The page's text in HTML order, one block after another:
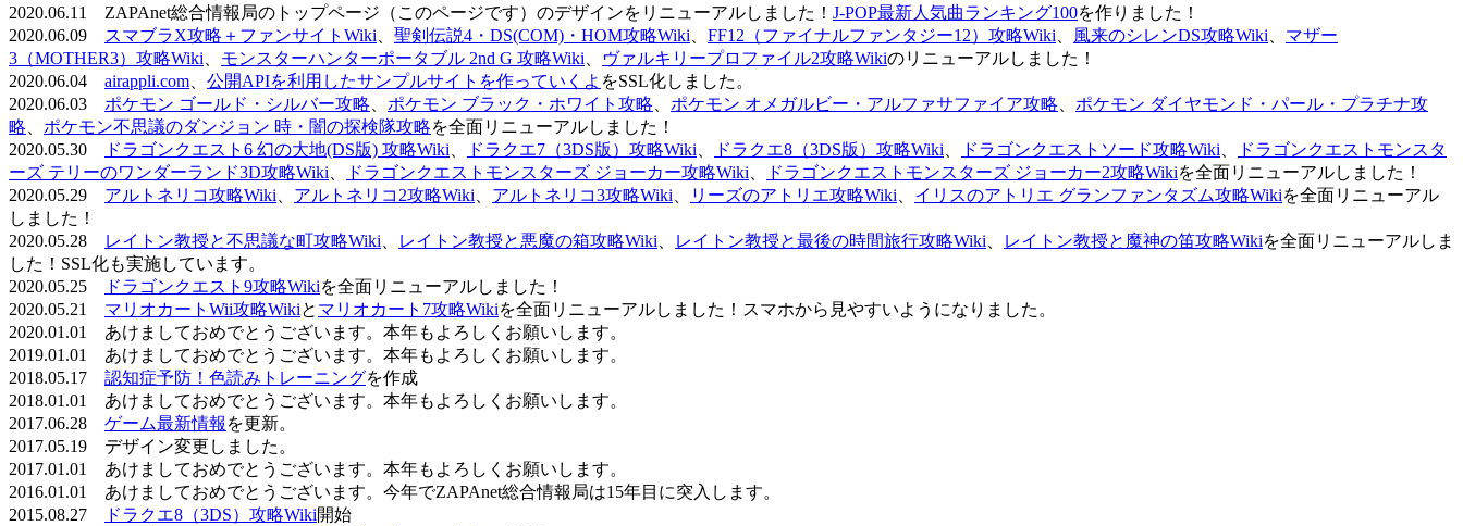
2020.06.11 ZAPAnet総合情報局のトップページ（このページです）のデザインをリニューアルしました！ J-POP最新人気曲ランキング100を作りました！
2020.06.09
スマブラX攻略＋ファンサイトWiki 聖剣伝説4・DS(COM)・HOM攻略Wiki FF12（ファイナルファンタジー12）攻略Wiki 風来のシレンDS攻略Wiki
マザー
3（MOTHER3）攻略Wiki
モンスターハンターポータブル 2nd G 攻略Wiki ヴァルキリープロファイル2攻略Wikiのリニューアルしました！
2020.06.04 airappli.com 公開APIを利用したサンプルサイトを作っていくよ をSSL化しました。
2020.06.03 ポケモン ゴールド・シルバー攻略 ポケモン ブラック・ホワイト攻略 ポケモン オメガルビー・アルファサファイア攻略
ポケモン ダイヤモンド・パール・プラチナ攻
略
ポケモン不思議のダンジョン 時・闇の探検隊攻略を全面リニューアルしました！
2020.05.30
ドラゴンクエスト6 幻の大地(DS版) 攻略Wiki ドラクエ7（3DS版）攻略Wiki ドラクエ8（3DS版）攻略Wiki ドラゴンクエストソード攻略Wiki
ドラゴンクエストモンスタ
ーズ テリーのワンダーランド3D攻略Wiki
ドラゴンクエストモンスターズ ジョーカー攻略Wiki ドラゴンクエストモンスターズ ジョーカー2攻略Wikiを全面リニューアルしました！
2020.05.29 アルトネリコ攻略Wiki アルトネリコ2攻略Wiki アルトネリコ3攻略Wiki リーズのアトリエ攻略Wiki イリスのアトリエ グランファンタズム攻略Wikiを全面リニューアル
しました！
2020.05.28
レイトン教授と不思議な町攻略Wiki レイトン教授と悪魔の箱攻略Wiki レイトン教授と最後の時間旅行攻略Wiki レイトン教授と魔神の笛攻略Wikiを全面リニューアルしま
した！SSL化も実施しています。
2020.05.25
ドラゴンクエスト9攻略Wikiを全面リニューアルしました！
2020.05.21 マリオカートWii攻略Wikiと マリオカート7攻略Wikiを全面リニューアルしました！スマホから見やすいようになりました。
2020.01.01 あけましておめでとうございます。本年もよろしくお願いします。
2019.01.01 あけましておめでとうございます。本年もよろしくお願いします。
2018.05.17 認知症予防！色読みトレーニングを作成
2018.01.01 あけましておめでとうございます。本年もよろしくお願いします。
2017.06.28 ゲーム最新情報 を更新。
2017.05.19 デザイン変更しました。
2017.01.01 あけましておめでとうございます。本年もよろしくお願いします。
2016.01.01 あけましておめでとうございます。今年でZAPAnet総合情報局は15年目に突入します。
2015.08.27
ドラクエ8（3DS）攻略Wiki開始